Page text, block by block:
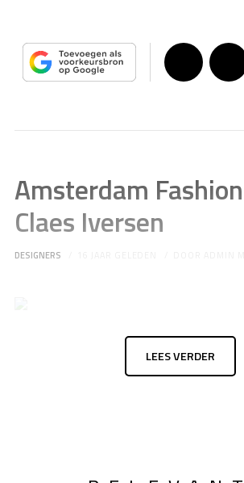
Amsterdam
Claes Iversen
DESIGNERS
LEES VERDER